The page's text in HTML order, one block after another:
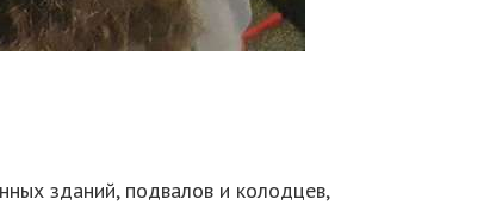
зданий, подвалов и колодцев,